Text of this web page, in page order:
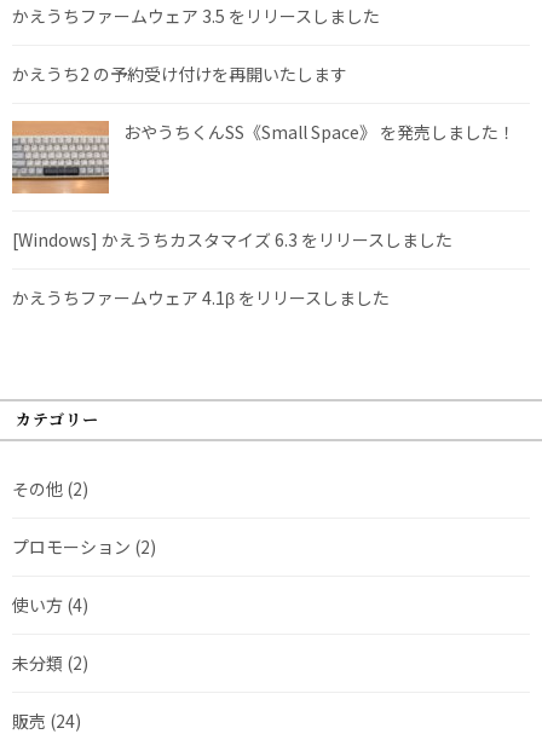
かえうちファームウェア 3.5 をリリースしました
かえうち2 の予約受け付けを再開いたします
おやうちくんSS《Small Space》 を発売しました！
[Windows] かえうちカスタマイズ 6.3 をリリースしました
かえうちファームウェア 4.1β をリリースしました
カテゴリー
その他 (2)
プロモーション (2)
使い方 (4)
未分類 (2)
販売 (24)